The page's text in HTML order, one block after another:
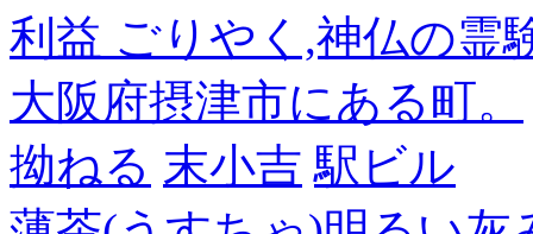
利益 ごりやく,神仏の霊
大阪府摂津市にある町。
拗ねる 末小吉 駅ビル